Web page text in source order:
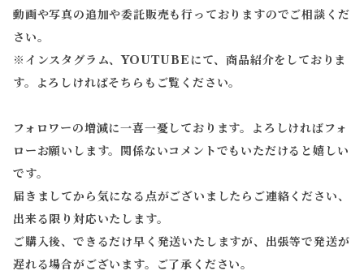
動画や写真の追加や委託販売も行っておりますのでご相談くだ
さい。
※ インスタグラム、YOUTUBEにて、商品紹介をしておりま
す。よろしければそちらもご覧ください。
フォロワーの増減に一喜一憂しております。よろしければフォ
ローお願いします。関係ないコメントでもいただけると嬉しい
です。
届きましてから気になる点がございましたらご連絡ください、
出来る限り対応いたします。
ご購入後、できるだけ早く発送いたしますが、出張等で発送が
遅れる場合がございます。ご了承ください。